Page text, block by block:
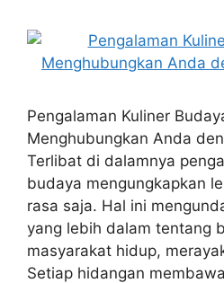
Pengalaman Kuliner
Menghubungkan Anda
Terlibat di dalamnya
budaya mengungkapkan
rasa saja. Hal ini
yang lebih dalam tentang
masyarakat hidup,
Setiap hidangan